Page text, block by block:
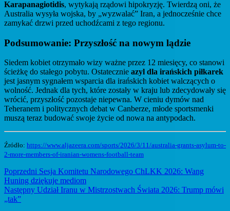
Karapanagiotidis, wytykają rządowi hipokryzję. Twierdzą oni, że
Australia wysyła wojska, by „wyzwalać” Iran, a jednocześnie chce
zamykać drzwi przed uchodźcami z tego regionu.
Podsumowanie: Przyszłość na nowym lądzie
Siedem kobiet otrzymało wizy ważne przez 12 miesięcy, co stanowi
ścieżkę do stałego pobytu. Ostatecznie azyl dla irańskich piłkarek
jest jasnym sygnałem wsparcia dla irańskich kobiet walczących o
wolność. Jednak dla tych, które zostały w kraju lub zdecydowały się
wrócić, przyszłość pozostaje niepewna. W cieniu dymów nad
Teheranem i politycznych debat w Canberze, młode sportsmenki
muszą teraz budować swoje życie od nowa na antypodach.
Źródło: https://www.aljazeera.com/sports/2026/3/11/australia-grants-asylum-to-
2-more-members-of-iranian-womens-football-team
Nawigacja
wpisu
Poprzedni Previous
post:
Sesja Komitetu Narodowego ChLKK 2026: Wang
Huning dziękuje mediom
Następny Next
Udział Iranu w Mistrzostwach Świata 2026: Trump mówi
„tak”